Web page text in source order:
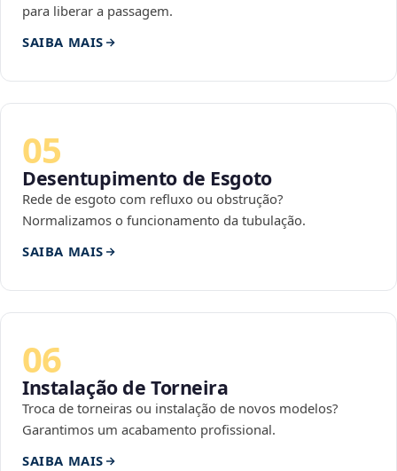
para liberar a passagem.
SAIBA MAIS
05
Desentupimento de Esgoto
Rede de esgoto com refluxo ou obstrução?
Normalizamos o funcionamento da tubulação.
SAIBA MAIS
06
Instalação de Torneira
Troca de torneiras ou instalação de novos modelos?
Garantimos um acabamento profissional.
SAIBA MAIS